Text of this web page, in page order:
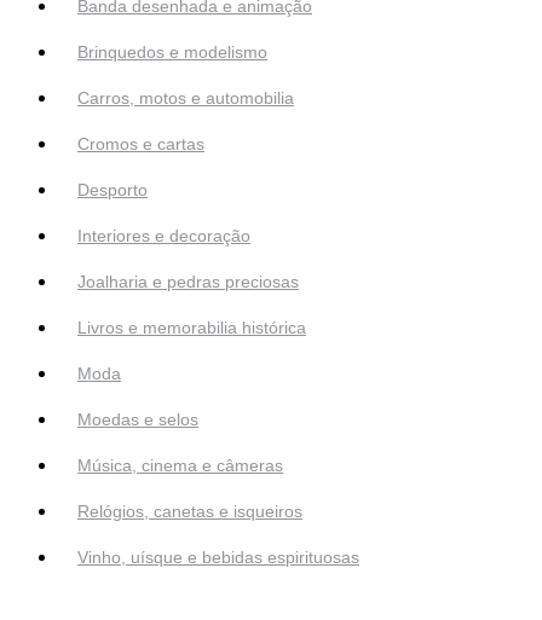
Banda desenhada e animação
Brinquedos e modelismo
Carros, motos e automobilia
Cromos e cartas
Desporto
Interiores e decoração
Joalharia e pedras preciosas
Livros e memorabilia histórica
Moda
Moedas e selos
Música, cinema e câmeras
Relógios, canetas e isqueiros
Vinho, uísque e bebidas espirituosas